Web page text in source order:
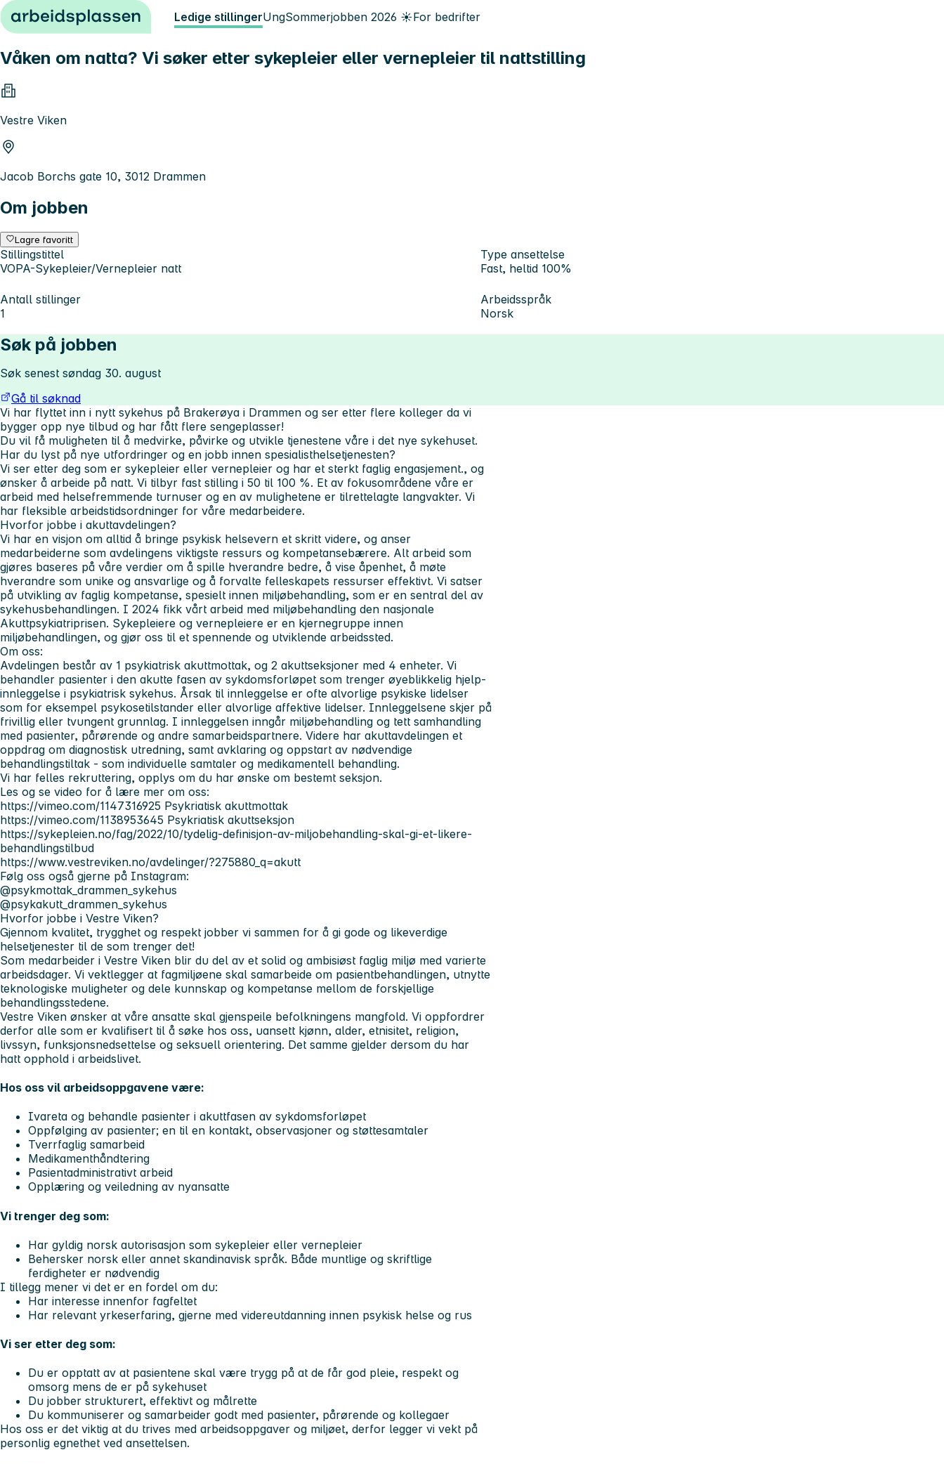
Hopp til innhold Ledige stillingerUngSommerjobben 2026 ☀️For bedrifter
Våken om natta? Vi søker etter sykepleier eller vernepleier til nattstilling
Vestre Viken
Jacob Borchs gate 10, 3012 Drammen
Om jobben
Lagre favoritt
Stillingstittel
VOPA-Sykepleier/Vernepleier natt
Type ansettelse
Fast, heltid 100%
Antall stillinger
1
Arbeidsspråk
Norsk
Søk på jobben
Søk senest søndag 30. august
Gå til søknad
Vi har flyttet inn i nytt sykehus på Brakerøya i Drammen og ser etter flere kolleger da vi
bygger opp nye tilbud og har fått flere sengeplasser!
Du vil få muligheten til å medvirke, påvirke og utvikle tjenestene våre i det nye sykehuset.
Har du lyst på nye utfordringer og en jobb innen spesialisthelsetjenesten?
Vi ser etter deg som er sykepleier eller vernepleier og har et sterkt faglig engasjement., og
ønsker å arbeide på natt. Vi tilbyr fast stilling i 50 til 100 %. Et av fokusområdene våre er
arbeid med helsefremmende turnuser og en av mulighetene er tilrettelagte langvakter. Vi
har fleksible arbeidstidsordninger for våre medarbeidere.
Hvorfor jobbe i akuttavdelingen?
Vi har en visjon om alltid å bringe psykisk helsevern et skritt videre, og anser
medarbeiderne som avdelingens viktigste ressurs og kompetansebærere. Alt arbeid som
gjøres baseres på våre verdier om å spille hverandre bedre, å vise åpenhet, å møte
hverandre som unike og ansvarlige og å forvalte felleskapets ressurser effektivt. Vi satser
på utvikling av faglig kompetanse, spesielt innen miljøbehandling, som er en sentral del av
sykehusbehandlingen. I 2024 fikk vårt arbeid med miljøbehandling den nasjonale
Akuttpsykiatriprisen. Sykepleiere og vernepleiere er en kjernegruppe innen
miljøbehandlingen, og gjør oss til et spennende og utviklende arbeidssted.
Om oss:
Avdelingen består av 1 psykiatrisk akuttmottak, og 2 akuttseksjoner med 4 enheter. Vi
behandler pasienter i den akutte fasen av sykdomsforløpet som trenger øyeblikkelig hjelp-
innleggelse i psykiatrisk sykehus. Årsak til innleggelse er ofte alvorlige psykiske lidelser
som for eksempel psykosetilstander eller alvorlige affektive lidelser. Innleggelsene skjer på
frivillig eller tvungent grunnlag. I innleggelsen inngår miljøbehandling og tett samhandling
med pasienter, pårørende og andre samarbeidspartnere. Videre har akuttavdelingen et
oppdrag om diagnostisk utredning, samt avklaring og oppstart av nødvendige
behandlingstiltak - som individuelle samtaler og medikamentell behandling.
Vi har felles rekruttering, opplys om du har ønske om bestemt seksjon.
Les og se video for å lære mer om oss:
https://vimeo.com/1147316925 Psykriatisk akuttmottak
https://vimeo.com/1138953645 Psykriatisk akuttseksjon
https://sykepleien.no/fag/2022/10/tydelig-definisjon-av-miljobehandling-skal-gi-et-likere-
behandlingstilbud
https://www.vestreviken.no/avdelinger/?275880_q=akutt
Følg oss også gjerne på Instagram:
@psykmottak_drammen_sykehus
@psykakutt_drammen_sykehus
Hvorfor jobbe i Vestre Viken?
Gjennom kvalitet, trygghet og respekt jobber vi sammen for å gi gode og likeverdige
helsetjenester til de som trenger det!
Som medarbeider i Vestre Viken blir du del av et solid og ambisiøst faglig miljø med varierte
arbeidsdager. Vi vektlegger at fagmiljøene skal samarbeide om pasientbehandlingen, utnytte
teknologiske muligheter og dele kunnskap og kompetanse mellom de forskjellige
behandlingsstedene.
Vestre Viken ønsker at våre ansatte skal gjenspeile befolkningens mangfold. Vi oppfordrer
derfor alle som er kvalifisert til å søke hos oss, uansett kjønn, alder, etnisitet, religion,
livssyn, funksjonsnedsettelse og seksuell orientering. Det samme gjelder dersom du har
hatt opphold i arbeidslivet.
Hos oss vil arbeidsoppgavene være:
Ivareta og behandle pasienter i akuttfasen av sykdomsforløpet
Oppfølging av pasienter; en til en kontakt, observasjoner og støttesamtaler
Tverrfaglig samarbeid
Medikamenthåndtering
Pasientadministrativt arbeid
Opplæring og veiledning av nyansatte
Vi trenger deg som:
Har gyldig norsk autorisasjon som sykepleier eller vernepleier
Behersker norsk eller annet skandinavisk språk. Både muntlige og skriftlige
ferdigheter er nødvendig
I tillegg mener vi det er en fordel om du:
Har interesse innenfor fagfeltet
Har relevant yrkeserfaring, gjerne med videreutdanning innen psykisk helse og rus
Vi ser etter deg som:
Du er opptatt av at pasientene skal være trygg på at de får god pleie, respekt og
omsorg mens de er på sykehuset
Du jobber strukturert, effektivt og målrette
Du kommuniserer og samarbeider godt med pasienter, pårørende og kollegaer
Hos oss er det viktig at du trives med arbeidsoppgaver og miljøet, derfor legger vi vekt på
personlig egnethet ved ansettelsen.